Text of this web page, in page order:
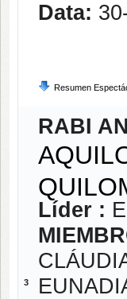
Data:
Resumen
3
RABI
Líder :